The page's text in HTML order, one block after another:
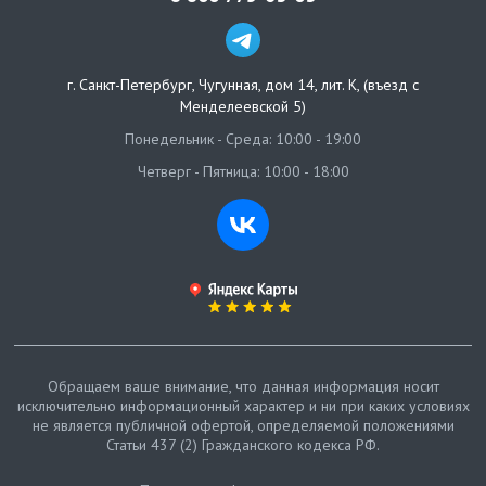
г. Санкт-Петербург, Чугунная, дом 14, лит. К, (въезд с
Менделеевской 5)
Понедельник - Среда: 10:00 - 19:00
Четверг - Пятница: 10:00 - 18:00
Обращаем ваше внимание, что данная информация носит
исключительно информационный характер и ни при каких условиях
не является публичной офертой, определяемой положениями
Статьи 437 (2) Гражданского кодекса РФ.